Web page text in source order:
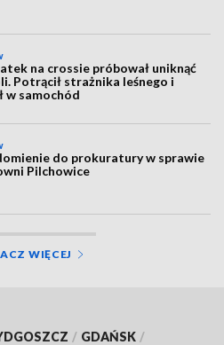
na crossie próbował uniknąć
Potrącił strażnika leśnego i
w samochód
do prokuratury w sprawie
Pilchowice
WIĘCEJ
/ GDAŃSK /